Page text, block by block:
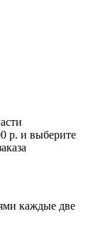
р. и выберите
каждые две